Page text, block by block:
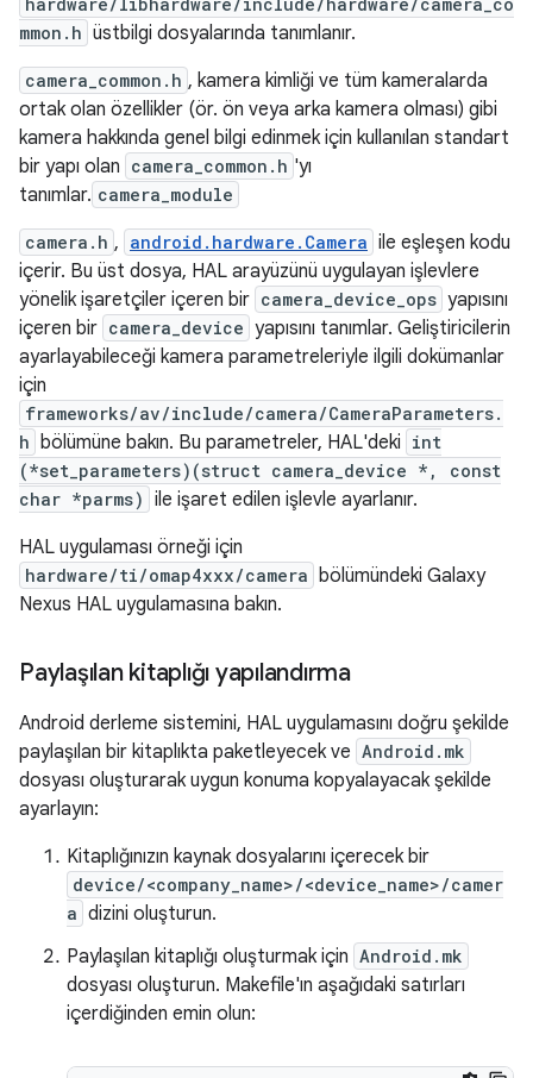
mmon.h üstbilgi dosyalarında tanımlanır.
camera_common.h , kamera kimliği ve tüm kameralarda
ortak olan özellikler (ör. ön veya arka kamera olması) gibi
kamera hakkında genel bilgi edinmek için kullanılan standart
bir yapı olan camera_common.h 'yı
tanımlar. camera_module
camera.h , android.hardware.Camera ile eşleşen kodu
içerir. Bu üst dosya, HAL arayüzünü uygulayan işlevlere
yönelik işaretçiler içeren bir camera_device_ops yapısını
içeren bir camera_device yapısını tanımlar. Geliştiricilerin
ayarlayabileceği kamera parametreleriyle ilgili dokümanlar
için
frameworks/av/include/camera/CameraParameters.
h
bölümüne bakın. Bu parametreler, HAL'deki int
(*set_parameters)(struct camera_device *, const
char *parms) ile işaret edilen işlevle ayarlanır.
HAL uygulaması örneği için
hardware/ti/omap4xxx/camera
bölümündeki Galaxy
Nexus HAL uygulamasına bakın.
Paylaşılan kitaplığı yapılandırma
Android derleme sistemini, HAL uygulamasını doğru şekilde
paylaşılan bir kitaplıkta paketleyecek ve Android.mk
dosyası oluşturarak uygun konuma kopyalayacak şekilde
ayarlayın:
Kitaplığınızın kaynak dosyalarını içerecek bir
device/<company_name>/<device_name>/camer
a dizini oluşturun.
Paylaşılan kitaplığı oluşturmak için Android.mk
dosyası oluşturun. Makefile'ın aşağıdaki satırları
içerdiğinden emin olun: